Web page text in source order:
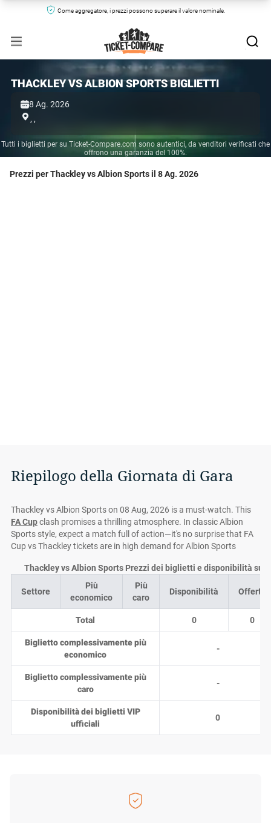
Come aggregatore, i prezzi possono superare il valore nominale.
THACKLEY VS ALBION SPORTS BIGLIETTI
8 Ag. 2026
, ,
Tutti i biglietti per su Ticket-Compare.com sono autentici, da venditori verificati che
offrono una garanzia del 100%.
Prezzi per Thackley vs Albion Sports il 8 Ag. 2026
Riepilogo della Giornata di Gara
Thackley vs Albion Sports on 08 Aug, 2026 is a must-watch. This
FA Cupclash promises a thrilling atmosphere. In classic Albion
Sports style, expect a match full of action—it's no surprise that FA
Cup vs Thackley tickets are in high demand for Albion Sports
Settore
Più
economico
Più
caro
Disponibilità Offerte
Total 0 0
Biglietto complessivamente più
economico
-
Biglietto complessivamente più
caro
-
Disponibilità dei biglietti VIP
ufficiali
0
Thackley vs Albion Sports Prezzi dei biglietti e disponibilità su